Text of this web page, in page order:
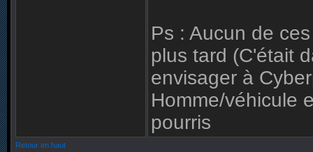
Ps : Aucun de
plus tard (C'était
envisager à
Homme/véhicule
pourris
Retour en haut